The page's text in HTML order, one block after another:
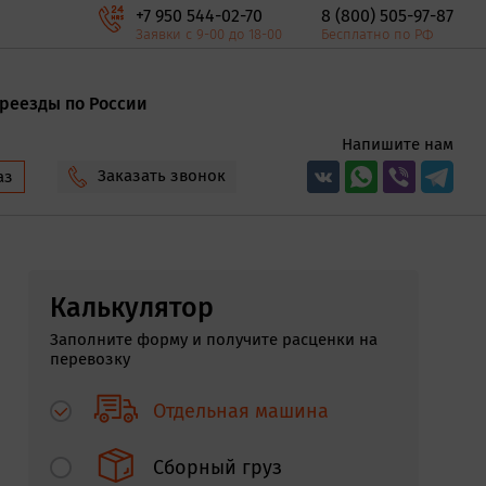
+7 950 544-02-70
Заявки с 9-00 до 18-00
8 (800) 505-97-87
Бесплатно по РФ
по России
Заказать звонок
Напишите нам
Калькулятор
Заполните форму и получите расценки на
перевозку
Отдельная машина
Сборный груз